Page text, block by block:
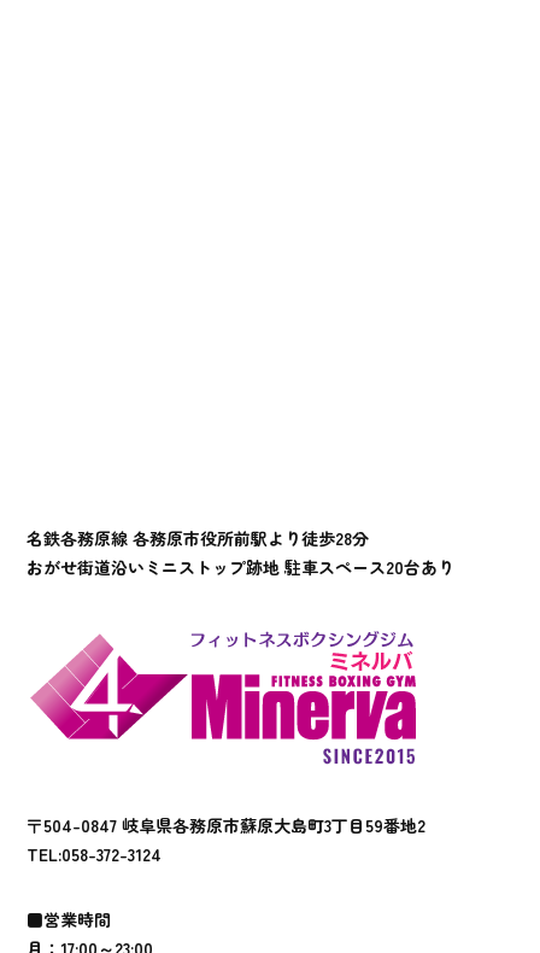
〒504-0847 岐阜県各務原市蘇原大島町3丁目59番地2
TEL:058-372-3124
■営業時間
月：17:00～23:00
名鉄各務原線 各務原市役所前駅より徒歩28分
おがせ街道沿いミニストップ跡地 駐車スペース20台あり